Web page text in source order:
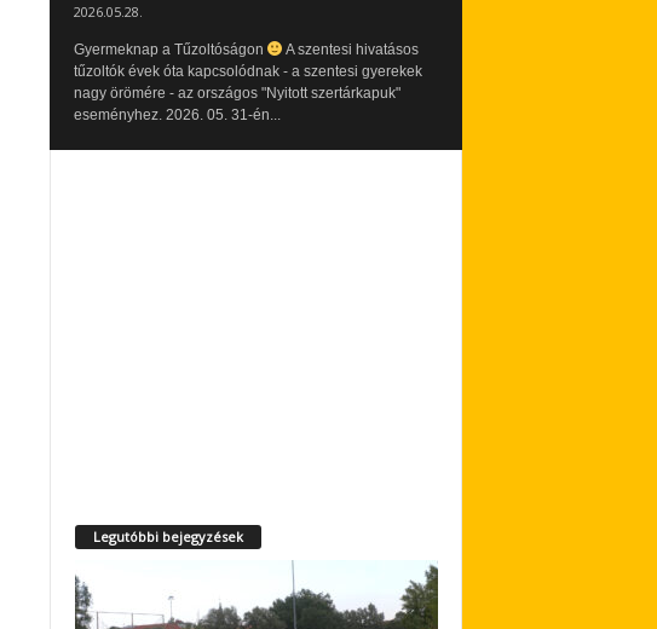
2026.05.28.
Gyermeknap a Tűzoltóságon
A szentesi hivatásos
tűzoltók évek óta kapcsolódnak - a szentesi gyerekek
nagy örömére - az országos "Nyitott szertárkapuk"
eseményhez. 2026. 05. 31-én...
Legutóbbi bejegyzések